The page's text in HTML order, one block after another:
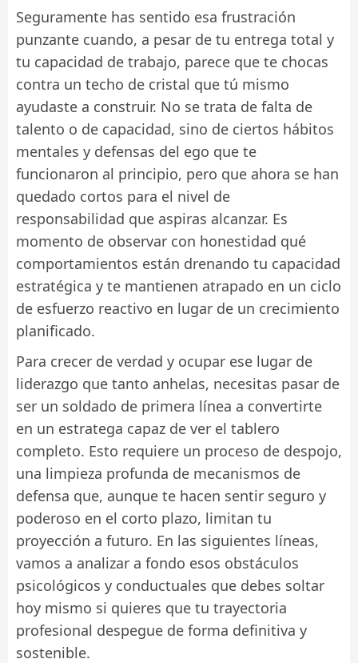
Seguramente has sentido esa frustración
punzante cuando, a pesar de tu entrega total y
tu capacidad de trabajo, parece que te chocas
contra un techo de cristal que tú mismo
ayudaste a construir. No se trata de falta de
talento o de capacidad, sino de ciertos hábitos
mentales y defensas del ego que te
funcionaron al principio, pero que ahora se han
quedado cortos para el nivel de
responsabilidad que aspiras alcanzar. Es
momento de observar con honestidad qué
comportamientos están drenando tu capacidad
estratégica y te mantienen atrapado en un ciclo
de esfuerzo reactivo en lugar de un crecimiento
planificado.
Para crecer de verdad y ocupar ese lugar de
liderazgo que tanto anhelas, necesitas pasar de
ser un soldado de primera línea a convertirte
en un estratega capaz de ver el tablero
completo. Esto requiere un proceso de despojo,
una limpieza profunda de mecanismos de
defensa que, aunque te hacen sentir seguro y
poderoso en el corto plazo, limitan tu
proyección a futuro. En las siguientes líneas,
vamos a analizar a fondo esos obstáculos
psicológicos y conductuales que debes soltar
hoy mismo si quieres que tu trayectoria
profesional despegue de forma definitiva y
sostenible.